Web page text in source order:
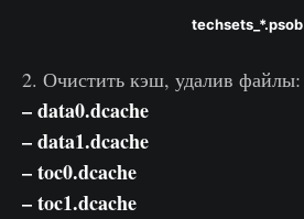
techsets_*.psob
2. Очистить кэш, удалив файлы:
– data0.dcache
– data1.dcache
– toc0.dcache
– toc1.dcache